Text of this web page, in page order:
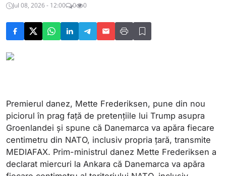
Jul 08, 2026 - 12:00
0 0
Premierul danez, Mette Frederiksen, pune din nou
piciorul în prag față de pretențiile lui Trump asupra
Groenlandei și spune că Danemarca va apăra fiecare
centimetru din NATO, inclusiv propria țară, transmite
MEDIAFAX. Prim-ministrul danez Mette Frederiksen a
declarat miercuri la Ankara că Danemarca va apăra